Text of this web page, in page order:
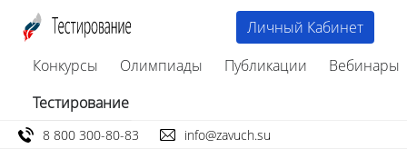
Конкурсы Олимпиады Публикации
Вебинары
Тестирование
Личный Кабинет
8 800 300-80-83 info@zavuch.su